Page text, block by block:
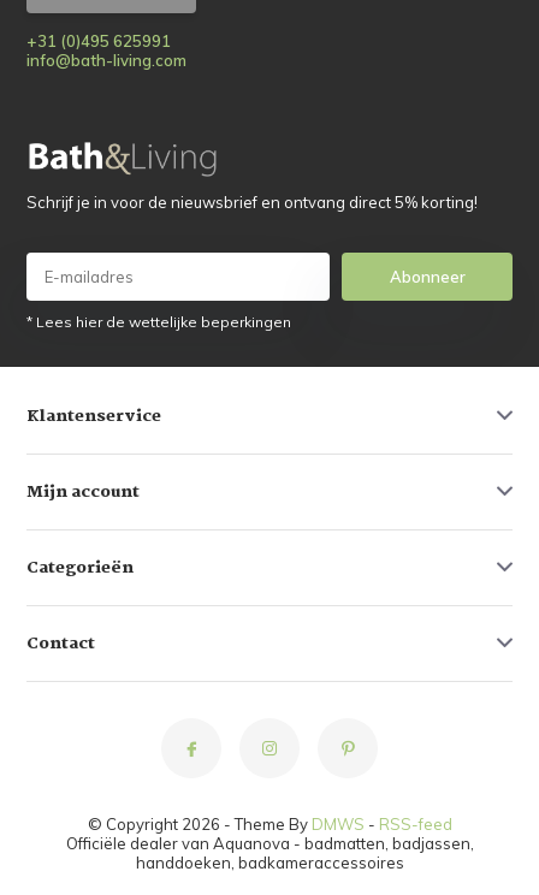
+31 (0)495 625991
info@bath-living.com
Schrijf je in voor de nieuwsbrief en ontvang direct 5% korting!
Abonneer
* Lees hier de wettelijke beperkingen
Klantenservice
Mijn account
Categorieën
Contact
© Copyright 2026 - Theme By DMWS - RSS-feed
Officiële dealer van Aquanova - badmatten, badjassen,
handdoeken, badkameraccessoires